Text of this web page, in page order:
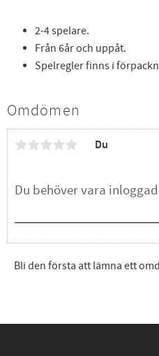
2-4 spelare.
Från 6år och uppåt.
Spelregler finns i
Omdömen
Du
Bli den första att lämna ett